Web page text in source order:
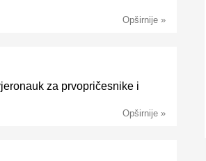
Opširnije »
za prvopričesnike i
Opširnije »